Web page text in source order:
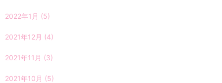
2022年1月 (5)
2021年12月 (4)
2021年11月 (3)
2021年10月 (5)